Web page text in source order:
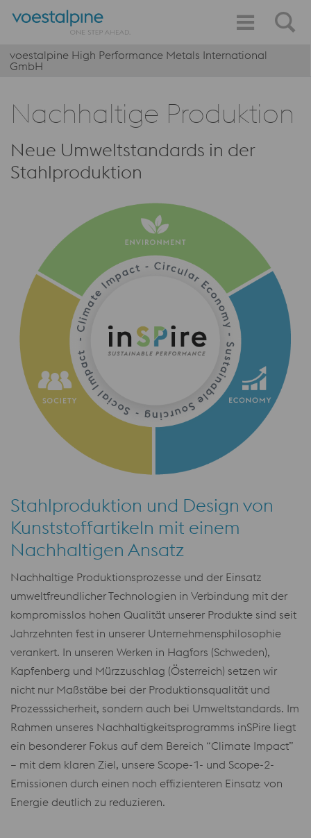
voestalpine High Performance Metals International
GmbH
Nachhaltige Produktion
Neue Umweltstandards in der
Stahlproduktion
Stahlproduktion und Design von
Kunststoffartikeln mit einem
Nachhaltigen Ansatz
Nachhaltige Produktionsprozesse und der Einsatz
umweltfreundlicher Technologien in Verbindung mit der
kompromisslos hohen Qualität unserer Produkte sind seit
Jahrzehnten fest in unserer Unternehmensphilosophie
verankert. In unseren Werken in Hagfors (Schweden),
Kapfenberg und Mürzzuschlag (Österreich) setzen wir
nicht nur Maßstäbe bei der Produktionsqualität und
Prozesssicherheit, sondern auch bei Umweltstandards. Im
Rahmen unseres Nachhaltigkeitsprogramms inSPire liegt
ein besonderer Fokus auf dem Bereich “Climate Impact”
– mit dem klaren Ziel, unsere Scope-1- und Scope-2-
Emissionen durch einen noch effizienteren Einsatz von
Energie deutlich zu reduzieren.